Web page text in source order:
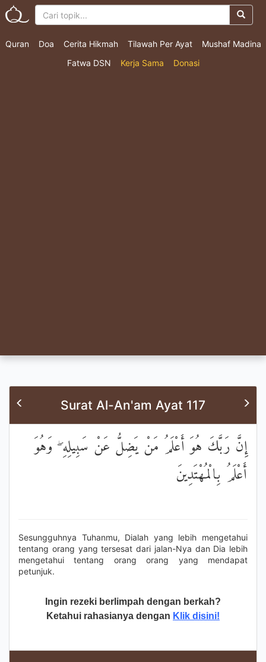
Quran Doa Cerita Hikmah Tilawah Per Ayat
Mushaf Madina
Fatwa DSN
Kerja Sama Donasi
Surat Al-An'am Ayat 117
إِنَّ رَبَّكَ هُوَ أَعْلَمُ مَنْ يَضِلُّ عَنْ سَبِيلِهِ ۖ وَهُوَ
أَعْلَمُ بِالْمُهْتَدِينَ
Sesungguhnya Tuhanmu, Dialah yang lebih mengetahui
tentang orang yang tersesat dari jalan-Nya dan Dia lebih
mengetahui tentang orang orang yang mendapat
petunjuk.
Ingin rezeki berlimpah dengan berkah?
Ketahui rahasianya dengan Klik disini!